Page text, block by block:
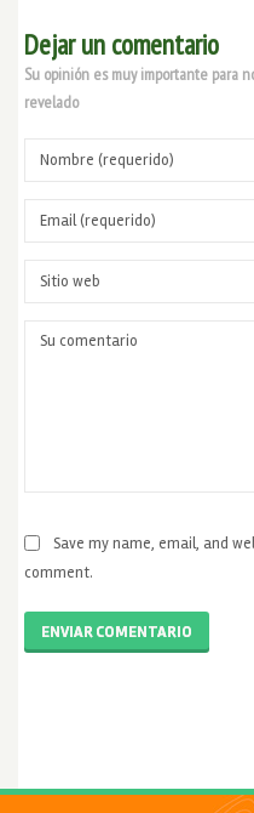
Dejar un comentario
Su opinión es muy importante para
revelado
Save my name, email, and
comment.
ENVIAR COMENTARIO